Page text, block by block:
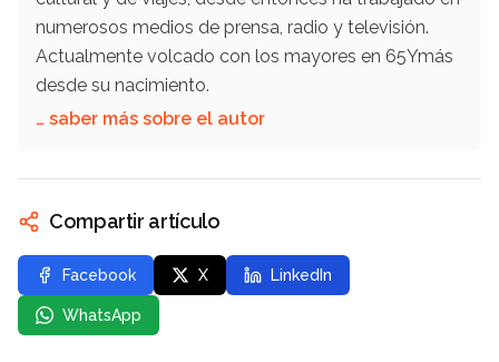
numerosos medios de prensa, radio y televisión.
Actualmente volcado con los mayores en 65Ymás
desde su nacimiento.
… saber más sobre el autor
Compartir artículo
Facebook X LinkedIn
WhatsApp